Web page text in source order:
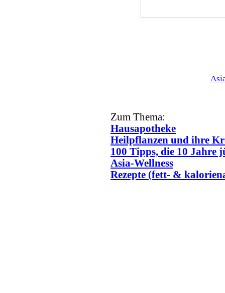
Zum Thema:
Hausapotheke
Heilpflanzen und ihre
100 Tipps, die 10 Jahre
Asia-Wellness
Rezepte (fett- &